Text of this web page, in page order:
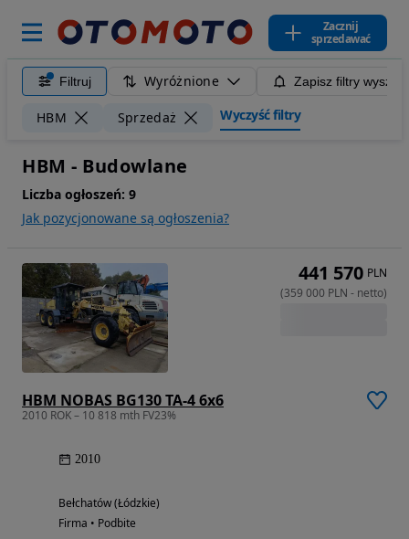
Zacznij
sprzedawać
Filtruj Wyróżnione Zapisz filtry
HBM Sprzedaż Wyczyść filtry
HBM - Budowlane
Liczba ogłoszeń: 9
Jak pozycjonowane są ogłoszenia?
HBM NOBAS BG130 TA-4 6x6
2010 ROK – 10 818 mth FV23%
2010
Bełchatów (Łódzkie)
Firma • Podbite
441 570 PLN
(359 000 PLN - netto)